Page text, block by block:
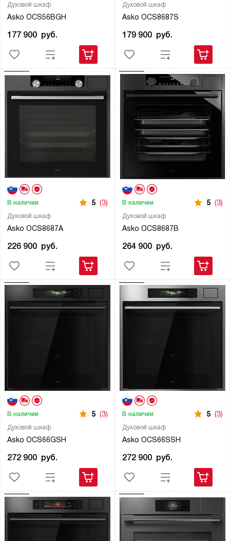
Духовой шкаф
Asko OCS56BGH
177 900 руб.
Духовой шкаф
Asko OCS8687S
179 900 руб.
Духовой шкаф
Asko OCS8687A
В наличии 5 (3)
226 900 руб.
Духовой шкаф
Asko OCS8687B
В наличии 5 (3)
264 900 руб.
Духовой шкаф
Asko OCS66GSH
В наличии 5 (3)
272 900 руб.
Духовой шкаф
Asko OCS66SSH
В наличии 5 (3)
272 900 руб.